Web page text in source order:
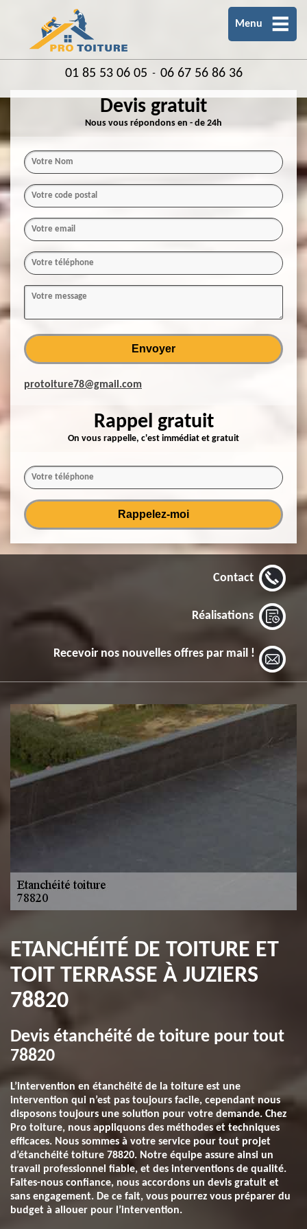
Menu
01 85 53 06 05 - 06 67 56 86 36
Devis gratuit
Nous vous répondons en - de 24h
protoiture78@gmail.com
Rappel gratuit
On vous rappelle, c'est immédiat et gratuit
Contact
Réalisations
Recevoir nos nouvelles offres par mail !
ETANCHÉITÉ DE TOITURE ET
TOIT TERRASSE À JUZIERS
78820
Devis étanchéité de toiture pour tout
78820
L’intervention en étanchéité de la toiture est une
intervention qui n’est pas toujours facile, cependant nous
disposons toujours une solution pour votre demande. Chez
Pro toiture, nous appliquons des méthodes et techniques
efficaces. Nous sommes à votre service pour tout projet
d’étanchéité toiture 78820. Notre équipe assure ainsi un
travail professionnel fiable, et des interventions de qualité.
Faites-nous confiance, nous accordons un devis gratuit et
sans engagement. De ce fait, vous pourrez vous préparer du
budget à allouer pour l’intervention.